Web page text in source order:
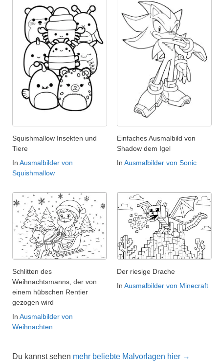
Squishmallow Insekten und
Tiere
In Ausmalbilder von
Squishmallow
Einfaches Ausmalbild von
Shadow dem Igel
In Ausmalbilder von Sonic
Schlitten des
Weihnachtsmanns, der von
einem hübschen Rentier
gezogen wird
In Ausmalbilder von
Weihnachten
Der riesige Drache
In Ausmalbilder von Minecraft
Du kannst sehen mehr beliebte Malvorlagen hier →